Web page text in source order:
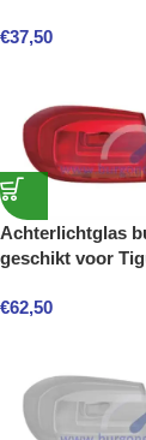
€37,50
Achterlichtglas
geschikt voor
€62,50